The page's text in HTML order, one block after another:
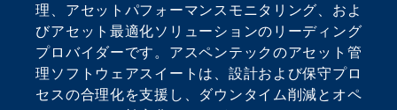
理
アセットパフォーマンスモニタリング 、およ
びアセット最適化ソリューションのリーディング
プロバイダーです。アスペンテックのアセット管
理ソフトウェアスイートは、設計および保守プロ
セスの合理化を支援し、 ダウンタイム削減とオペ